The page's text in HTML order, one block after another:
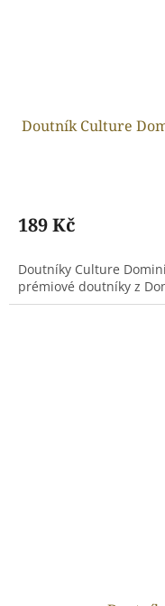
Doutník Culture
189 Kč
Doutníky Culture
prémiové doutníky z